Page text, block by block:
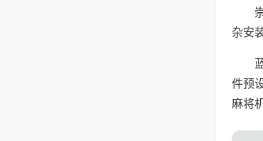
杂安
件预
麻将